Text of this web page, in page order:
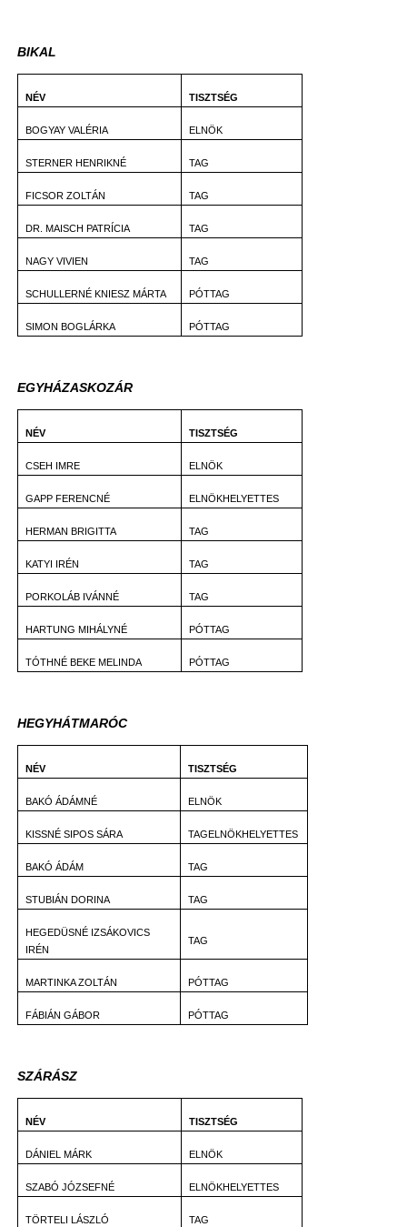
BIKAL
NÉV TISZTSÉG
BOGYAY VALÉRIA ELNÖK
STERNER HENRIKNÉ TAG
FICSOR ZOLTÁN TAG
DR. MAISCH PATRÍCIA TAG
NAGY VIVIEN TAG
SCHULLERNÉ KNIESZ MÁRTA PÓTTAG
SIMON BOGLÁRKA PÓTTAG
EGYHÁZASKOZÁR
NÉV TISZTSÉG
CSEH IMRE ELNÖK
GAPP FERENCNÉ ELNÖKHELYETTES
HERMAN BRIGITTA TAG
KATYI IRÉN TAG
PORKOLÁB IVÁNNÉ TAG
HARTUNG MIHÁLYNÉ PÓTTAG
TÓTHNÉ BEKE MELINDA PÓTTAG
HEGYHÁTMARÓC
NÉV TISZTSÉG
BAKÓ ÁDÁMNÉ ELNÖK
KISSNÉ SIPOS SÁRA TAGELNÖKHELYETTES
BAKÓ ÁDÁM TAG
STUBIÁN DORINA TAG
HEGEDÜSNÉ IZSÁKOVICS
IRÉN
TAG
MARTINKA ZOLTÁN PÓTTAG
FÁBIÁN GÁBOR PÓTTAG
SZÁRÁSZ
NÉV TISZTSÉG
DÁNIEL MÁRK ELNÖK
SZABÓ JÓZSEFNÉ ELNÖKHELYETTES
TÖRTELI LÁSZLÓ TAG